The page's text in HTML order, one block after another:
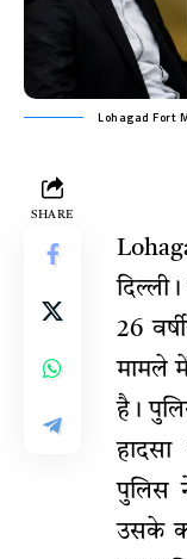
Lohagad Fort
SHARE
26
मामले
है।
पुलिस
उसके